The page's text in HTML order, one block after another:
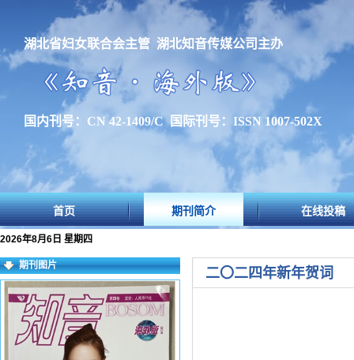
湖北省妇女联合会主管 湖北知音传媒公司主办
国内刊号：CN 42-1409/C 国际刊号：ISSN 1007-502X
首页 期刊简介 在线投稿
2026年8月6日 星期四
期刊图片 二〇二四年新年贺词